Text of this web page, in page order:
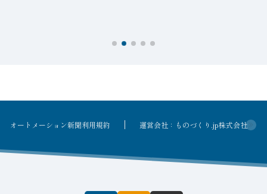
オートメーション新聞利用規約 運営会社：ものづくり.jp株式会社